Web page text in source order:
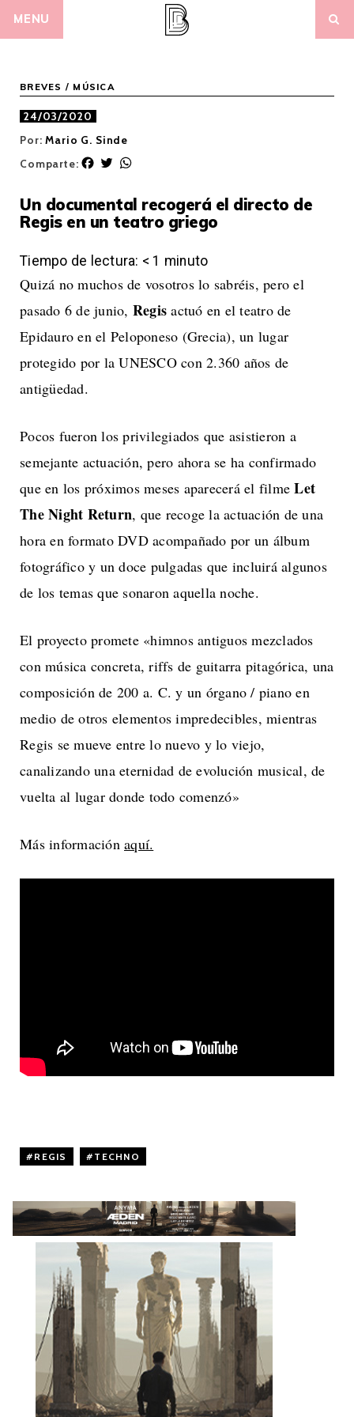
MENU
BREVES / MÚSICA
24/03/2020
Por:Mario G. Sinde
Comparte:
F
e
b
o
T
t
t
r
t
s
p
Un documental recogerá el directo de
Regis en un teatro griego
Tiempo de lectura: < 1 minuto
Quizá no muchos de vosotros lo sabréis, pero el
pasado 6 de junio, Regis actuó en el teatro de
Epidauro en el Peloponeso (Grecia), un lugar
protegido por la UNESCO con 2.360 años de
antigüedad.
Pocos fueron los privilegiados que asistieron a
semejante actuación, pero ahora se ha confirmado
que en los próximos meses aparecerá el filmeLet
The Night Return, que recoge la actuación de una
hora en formato DVD acompañado por un álbum
fotográfico y un doce pulgadas que incluirá algunos
de los temas que sonaron aquella noche.
El proyecto promete «himnos antiguos mezclados
con música concreta, riffs de guitarra pitagórica, una
composición de 200 a. C. y un órgano / piano en
medio de otros elementos impredecibles, mientras
Regis se mueve entre lo nuevo y lo viejo,
canalizando una eternidad de evolución musical, de
vuelta al lugar donde todo comenzó»
Más información aquí.
REGIS TECHNO